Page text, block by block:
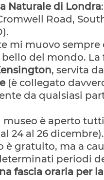
Naturale di Londra
Road,
mi muovo sempre
bello del mondo. La
, servita
(è collegato
da qualsiasi
museo è aperto
24 al 26 dicembre).
è gratuito, ma a
periodi
fascia oraria per